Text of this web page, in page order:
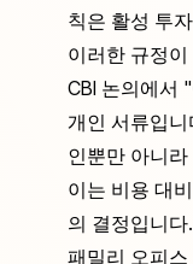
칙은 활성 투
이러한 규정
CBI 논의에서
개인 서류입
인뿐만 아니
이는 비용 대
의 결정입니
패밀리 오피